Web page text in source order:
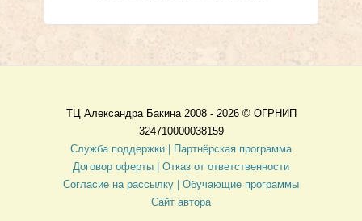
ТЦ Александра Бакина 2008 - 2026 © ОГРНИП
324710000038159
Служба поддержки |
Партнёрская программа
Договор оферты
| Отказ от ответственности
Согласие на рассылку | Обучающие программы
Сайт автора